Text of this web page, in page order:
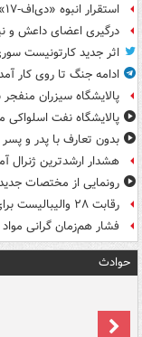
استقرار انبوه «دی‌اف‑۱۷» و پایان عصر پدافند آمریکا +عکس
درگیری اعضای داعش و
اثر جدید کارتونیست
ادامه جنگ تا روی کار
پالایشگاه سیزران
پالایشگاه نفت
بدون تعارف با پدر و
هشدار ارشدترین ژنرال
رونمایی از مختصات
رقابت ۲۸ والیبالیست برای حضور در فهرست نهایی تیم ملی
فشار هم‌زمان گرانی مواد
حوادث